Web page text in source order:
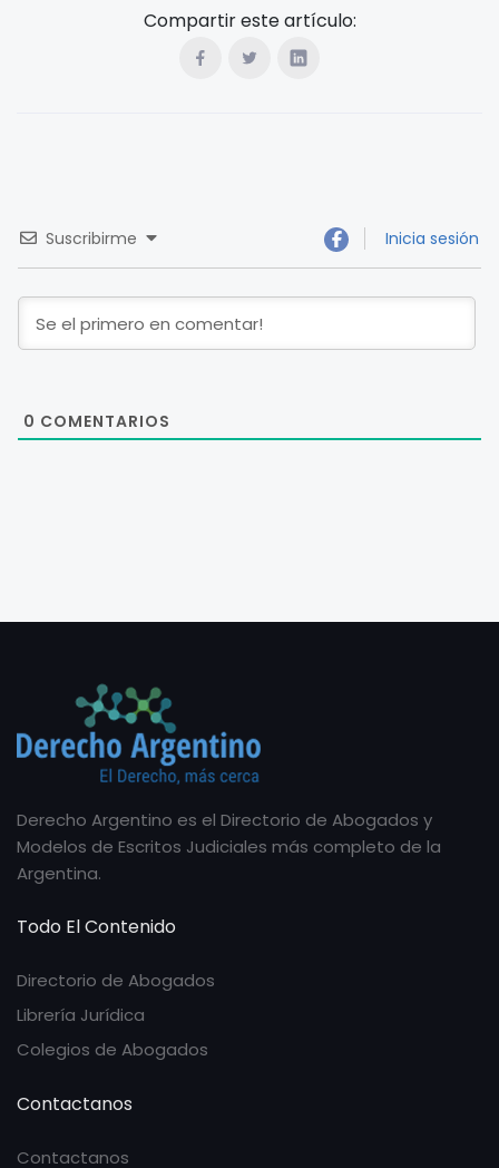
Compartir este artículo:
Suscribirme Inicia sesión
0 COMENTARIOS
Derecho Argentino es el Directorio de Abogados y
Modelos de Escritos Judiciales más completo de la
Argentina.
Todo El Contenido
Directorio de Abogados
Librería Jurídica
Colegios de Abogados
Contactanos
Contactanos